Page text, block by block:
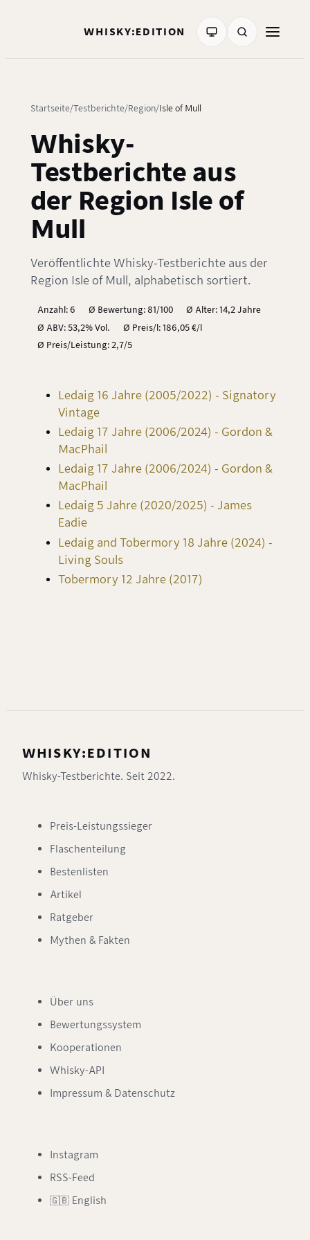
WHISKY:EDITION
Startseite Testberichte Region Isle of Mull
Whisky-
Testberichte aus
der Region Isle of
Mull
Veröffentlichte Whisky-Testberichte aus der
Region Isle of Mull, alphabetisch sortiert.
Anzahl: 6 Ø Bewertung: 81/100
Ø Alter: 14,2 Jahre
Ø ABV: 53,2% Vol.
Ø Preis/l: 186,05 €/l
Ø Preis/Leistung: 2,7/5
Ledaig 16 Jahre (2005/2022) - Signatory
Vintage
Ledaig 17 Jahre (2006/2024) - Gordon &
MacPhail
Ledaig 17 Jahre (2006/2024) - Gordon &
MacPhail
Ledaig 5 Jahre (2020/2025) - James
Eadie
Ledaig and Tobermory 18 Jahre (2024) -
Living Souls
Tobermory 12 Jahre (2017)
WHISKY:EDITION
Whisky-Testberichte. Seit 2022.
Preis-Leistungssieger
Flaschenteilung
Bestenlisten
Artikel
Ratgeber
Mythen & Fakten
Über uns
Bewertungssystem
Kooperationen
Whisky-API
Impressum & Datenschutz
Instagram
RSS-Feed
🇬🇧 English